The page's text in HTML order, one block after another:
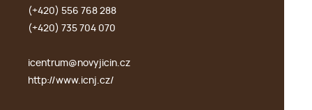
(+420) 556 768 288
(+420) 735 704 070
icentrum@novyjicin.cz
http://www.icnj.cz/